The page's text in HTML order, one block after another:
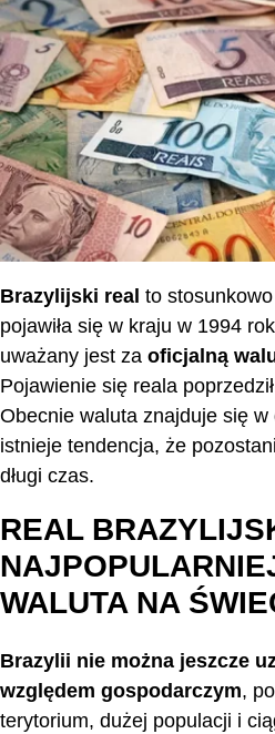
Brazylijski real to
pojawiła się w kraju w 1994
uważany jest za oficjalną
Pojawienie się reala
Obecnie waluta znajduje się
istnieje tendencja, że
długi czas.
REAL
WALUTA NA
Brazylii nie można jeszcze
względem gospodarczym,
terytorium, dużej populacji i